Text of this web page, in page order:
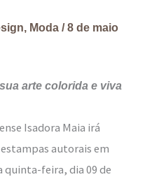
, Moda /8 de maio
arte colorida e viva
Isadora Maia irá
autorais em
quinta-feira, dia 09 de